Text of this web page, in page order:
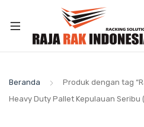
Beranda
Produk dengan tag
Heavy Duty Pallet Kepulauan Seribu